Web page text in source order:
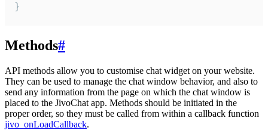
}
Methods#
API methods allow you to customise chat widget on your website.
They can be used to manage the chat window behavior, and also to
send any information from the page on which the chat window is
placed to the JivoChat app. Methods should be initiated in the
proper order, so they must be called from within a callback function
jivo_onLoadCallback.